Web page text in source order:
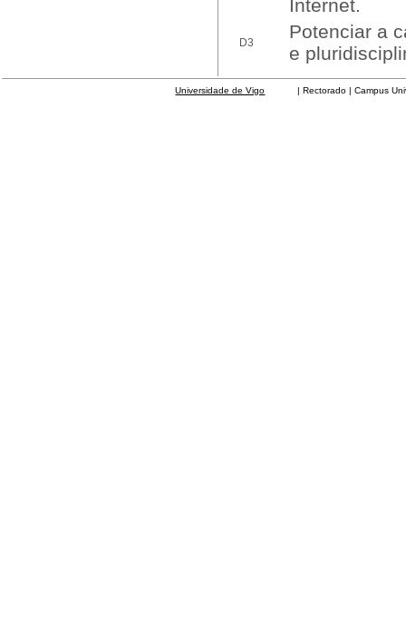
Internet.
D3
Potenciar a
e
Universidade de Vigo | Rectorado | Campus